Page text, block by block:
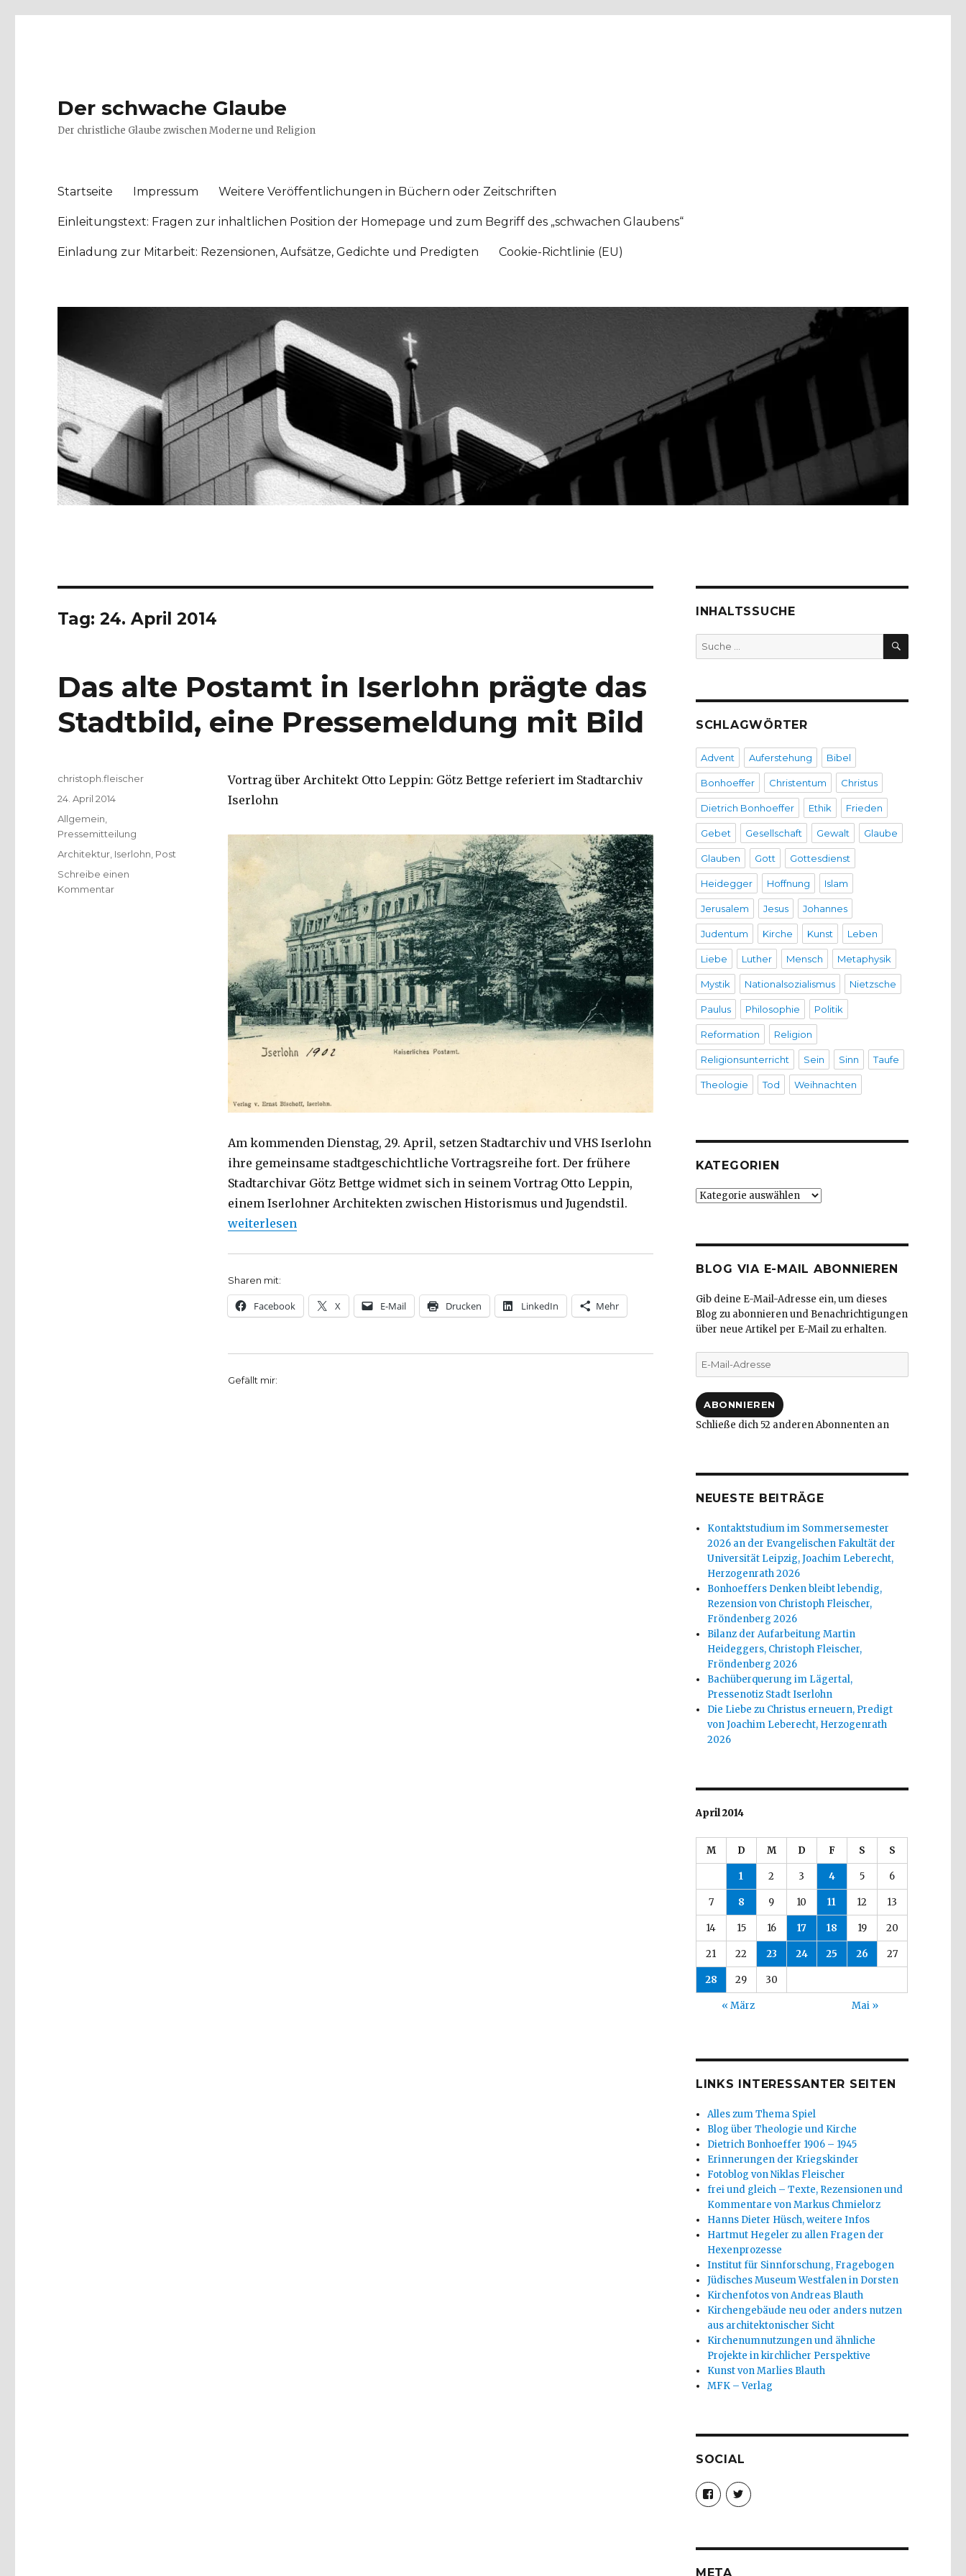
Der schwache Glaube
Der christliche Glaube zwischen Moderne und Religion
Startseite Impressum Weitere Veröffentlichungen in Büchern oder Zeitschriften
Einleitungstext: Fragen zur inhaltlichen Position der Homepage und zum Begriff des „schwachen Glaubens“
Einladung zur Mitarbeit: Rezensionen, Aufsätze, Gedichte und Predigten Cookie-Richtlinie (EU)
Tag:24. April 2014
Das alte Postamt in Iserlohn prägte das
Stadtbild, eine Pressemeldung mit Bild
Vortrag über Architekt Otto Leppin: Götz Bettge referiert im Stadtarchiv
Iserlohn
Am kommenden Dienstag, 29. April, setzen Stadtarchiv und VHS Iserlohn
ihre gemeinsame stadtgeschichtliche Vortragsreihe fort. Der frühere
Stadtarchivar Götz Bettge widmet sich in seinem Vortrag Otto Leppin,
einem Iserlohner Architekten zwischen Historismus und Jugendstil.
„Das alte Postamt in Iserlohn prägte das Stadtbild, eine Pressemeldung mit Bild“
weiterlesen
Sharen mit:
Facebook X E-Mail Drucken LinkedIn Mehr
Gefällt mir:
Autor
christoph.fleischer
Veröffentlicht
am
24. April 2014
Kategorien
Allgemein
Pressemitteilung
Schlagwörter
Architektur Iserlohn Post
Schreibe einen
Kommentarzu
INHALTSSUCHE
Suche
nach:
SUCHEN
SCHLAGWÖRTER
Advent Auferstehung Bibel
Bonhoeffer Christentum Christus
Dietrich Bonhoeffer Ethik Frieden
Gebet Gesellschaft Gewalt Glaube
Glauben Gott Gottesdienst
Heidegger Hoffnung Islam
Jerusalem Jesus Johannes
Judentum Kirche Kunst Leben
Liebe Luther Mensch Metaphysik
Mystik Nationalsozialismus Nietzsche
Paulus Philosophie Politik
Reformation Religion
Religionsunterricht Sein Sinn Taufe
Theologie Tod Weihnachten
KATEGORIEN
Kategorien
BLOG VIA E-MAIL ABONNIEREN
Gib deine E-Mail-Adresse ein, um dieses
Blog zu abonnieren und Benachrichtigungen
über neue Artikel per E-Mail zu erhalten.
E-
Mail-
ABONNIEREN
Schließe dich 52 anderen Abonnenten an
NEUESTE BEITRÄGE
Kontaktstudium im Sommersemester
2026 an der Evangelischen Fakultät der
Universität Leipzig, Joachim Leberecht,
Herzogenrath 2026
Bonhoeffers Denken bleibt lebendig,
Rezension von Christoph Fleischer,
Fröndenberg 2026
Bilanz der Aufarbeitung Martin
Heideggers, Christoph Fleischer,
Fröndenberg 2026
Bachüberquerung im Lägertal,
Pressenotiz Stadt Iserlohn
Die Liebe zu Christus erneuern, Predigt
von Joachim Leberecht, Herzogenrath
2026
April 2014
M D M D F S S
1 2 3 4 5 6
7 8 9 10 11 12 13
14 15 16 17 18 19 20
21 22 23 24 25 26 27
28 29 30
« März Mai »
LINKS INTERESSANTER SEITEN
Alles zum Thema Spiel
Blog über Theologie und Kirche
Dietrich Bonhoeffer 1906 – 1945
Erinnerungen der Kriegskinder
Fotoblog von Niklas Fleischer
frei und gleich – Texte, Rezensionen und
Kommentare von Markus Chmielorz
Hanns Dieter Hüsch, weitere Infos
Hartmut Hegeler zu allen Fragen der
Hexenprozesse
Institut für Sinnforschung, Fragebogen
Jüdisches Museum Westfalen in Dorsten
Kirchenfotos von Andreas Blauth
Kirchengebäude neu oder anders nutzen
aus architektonischer Sicht
Kirchenumnutzungen und ähnliche
Projekte in kirchlicher Perspektive
Kunst von Marlies Blauth
MFK – Verlag
SOCIAL
Profil
von
christoph.fleischer1
anzeigen
Profil
von
anzeigen
META